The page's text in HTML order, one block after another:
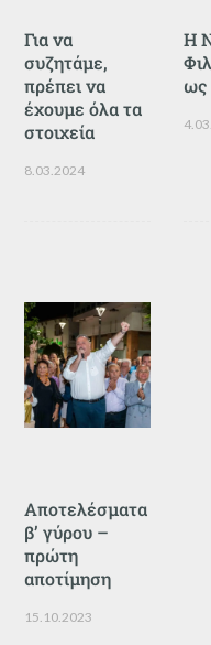
Για να
συζητάμε,
πρέπει να
έχουμε όλα τα
στοιχεία
8.03.2024
Η
ως
Αποτελέσματα
β’ γύρου –
πρώτη
αποτίμηση
15.10.2023